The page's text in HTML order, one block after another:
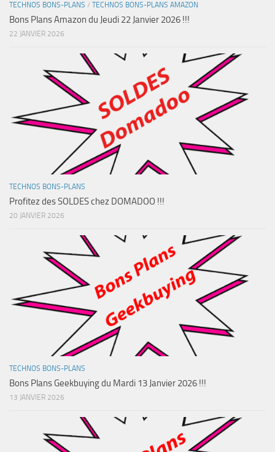
TECHNOS BONS-PLANS / TECHNOS BONS-PLANS AMAZON
Bons Plans Amazon du Jeudi 22 Janvier 2026 !!!
22 JANVIER 2026
TECHNOS BONS-PLANS
Profitez des SOLDES chez DOMADOO !!!
20 JANVIER 2026
TECHNOS BONS-PLANS
Bons Plans Geekbuying du Mardi 13 Janvier 2026 !!!
13 JANVIER 2026